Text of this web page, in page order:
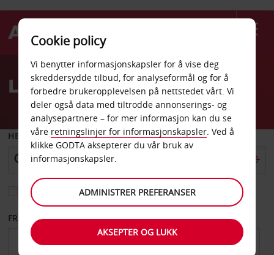
Welcome
AvisLeiebil Mantova
HENT FRA
Velg et annet leveringssted
FRA DATO TIL DATO
Cookie policy
Vi benytter informasjonskapsler for å vise deg
skreddersydde tilbud, for analyseformål og for å
forbedre brukeropplevelsen på nettstedet vårt. Vi
deler også data med tiltrodde annonserings- og
analysepartnere – for mer informasjon kan du se
våre retningslinjer for informasjonskapsler. Ved å
klikke GODTA aksepterer du vår bruk av
informasjonskapsler.
ADMINISTRER PREFERANSER
AKSEPTER OG LUKK